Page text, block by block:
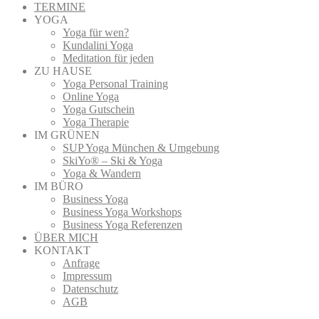
TERMINE
YOGA
Yoga für wen?
Kundalini Yoga
Meditation für jeden
ZU HAUSE
Yoga Personal Training
Online Yoga
Yoga Gutschein
Yoga Therapie
IM GRÜNEN
SUP Yoga München & Umgebung
SkiYo® – Ski & Yoga
Yoga & Wandern
IM BÜRO
Business Yoga
Business Yoga Workshops
Business Yoga Referenzen
ÜBER MICH
KONTAKT
Anfrage
Impressum
Datenschutz
AGB